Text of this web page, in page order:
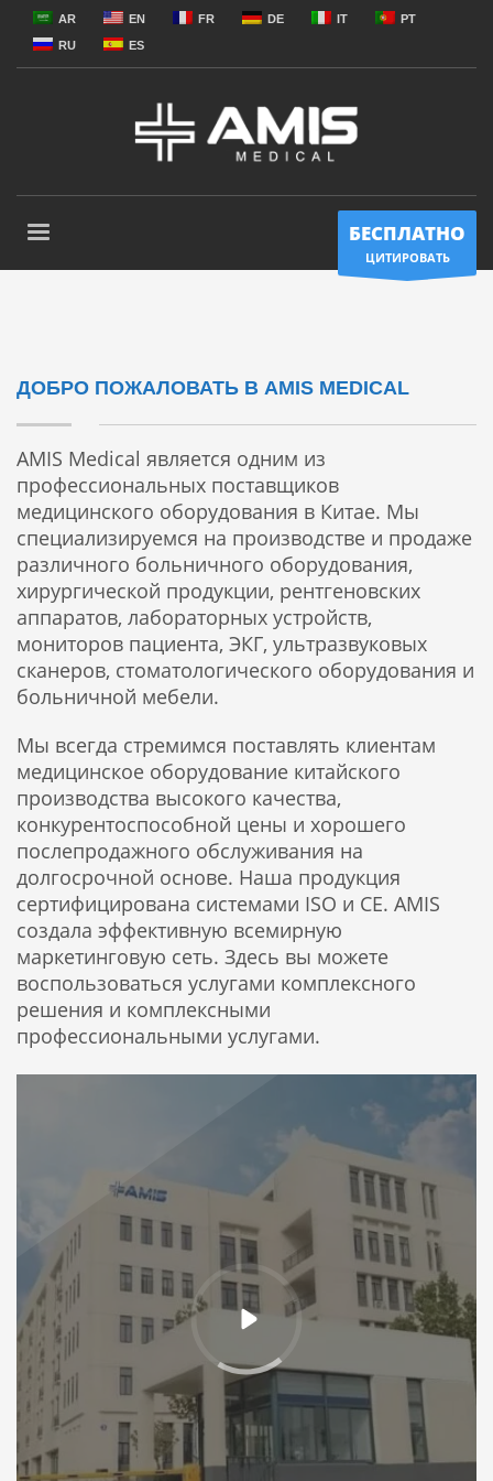
AR EN FR DE IT
PT
RU
ES
БЕСПЛАТНО
ЦИТИРОВАТЬ
ДОБРО ПОЖАЛОВАТЬ В AMIS MEDICAL
AMIS Medical является одним из
профессиональных поставщиков
медицинского оборудования в Китае. Мы
специализируемся на производстве и продаже
различного больничного оборудования,
хирургической продукции, рентгеновских
аппаратов, лабораторных устройств,
мониторов пациента, ЭКГ, ультразвуковых
сканеров, стоматологического оборудования и
больничной мебели.
Мы всегда стремимся поставлять клиентам
медицинское оборудование китайского
производства высокого качества,
конкурентоспособной цены и хорошего
послепродажного обслуживания на
долгосрочной основе. Наша продукция
сертифицирована системами ISO и CE. AMIS
создала эффективную всемирную
маркетинговую сеть. Здесь вы можете
воспользоваться услугами комплексного
решения и комплексными
профессиональными услугами.